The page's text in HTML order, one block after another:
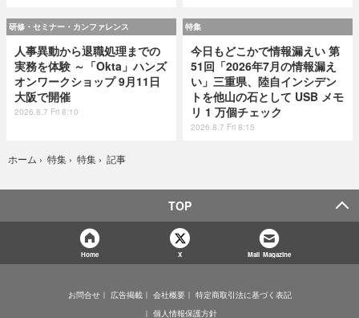
研修・セミナー・カンファレンス
人事異動から退職処理までの
実務を体験 ～「Okta」ハンズ
オンワークショップ 9月11日
大阪で開催
2026.8.7 Fri 8:10
特集
今日もどこかで情報漏えい 第
51回「2026年7月の情報漏え
い」三重県、陸自インシデン
トを他山の石として USB メモ
リ 1 万個チェック
2026.8.7 Fri 8:15
ホーム › 特集 › 特集 › 記事
TOP
Home X Mail Magazine
お問合せ 広告掲載 会社概要
特定商取引法に基づく表記
個人情報保護方針